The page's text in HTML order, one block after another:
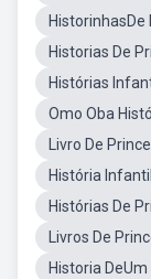
HistorinhasDe
Historias De
Histórias
Omo Oba
Livro De
História
Histórias De
Livros De
Historia